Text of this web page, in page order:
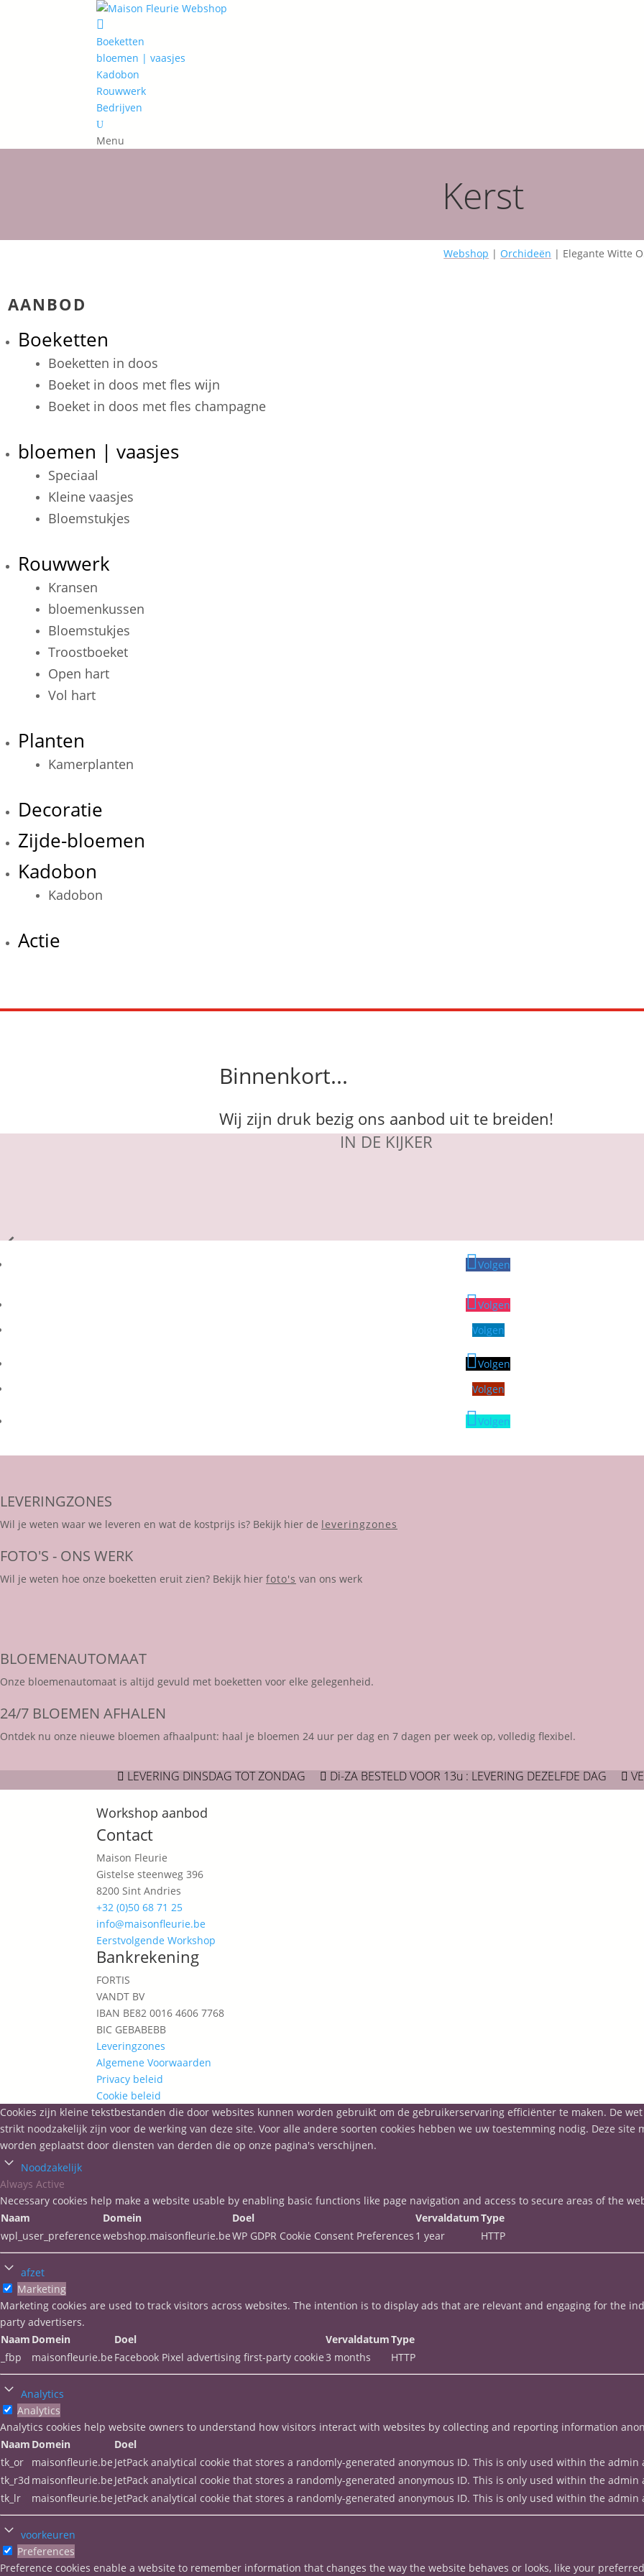

Boeketten
bloemen | vaasjes
Kadobon
Rouwwerk
Bedrijven
U
Menu
Kerst
Webshop | Orchideën | Elegante Witte
AANBOD
Boeketten
Boeketten in doos
Boeket in doos met fles wijn
Boeket in doos met fles champagne
bloemen | vaasjes
Speciaal
Kleine vaasjes
Bloemstukjes
Rouwwerk
Kransen
bloemenkussen
Bloemstukjes
Troostboeket
Open hart
Vol hart
Planten
Kamerplanten
Decoratie
Zijde-bloemen
Kadobon
Kadobon
Actie
Binnenkort...
Wij zijn druk bezig ons aanbod uit te breiden!
IN DE KIJKER
Volgen
Volgen
Volgen
Volgen
Volgen
Volgen
LEVERINGZONES
Wil je weten waar we leveren en wat de kostprijs is? Bekijk hier de leveringzones
FOTO'S - ONS WERK
Wil je weten hoe onze boeketten eruit zien? Bekijk hier foto's van ons werk
BLOEMENAUTOMAAT
Onze bloemenautomaat is altijd gevuld met boeketten voor elke gelegenheid.
24/7 BLOEMEN AFHALEN
Ontdek nu onze nieuwe bloemen afhaalpunt: haal je bloemen 24 uur per dag en 7 dagen per week op, volledig flexibel.
 LEVERING DINSDAG TOT ZONDAG  Di-ZA BESTELD VOOR 13u : LEVERING DEZELFDE DAG 
Workshop aanbod
Contact
Maison Fleurie
Gistelse steenweg 396
8200 Sint Andries
+32 (0)50 68 71 25
info@maisonfleurie.be
Eerstvolgende Workshop
Bankrekening
FORTIS
VANDT BV
IBAN BE82 0016 4606 7768
BIC GEBABEBB
Leveringzones
Algemene Voorwaarden
Privacy beleid
Cookie beleid
Cookies zijn kleine tekstbestanden die door websites kunnen worden gebruikt om de gebruikerservaring efficiënter te maken. De
strikt noodzakelijk zijn voor de werking van deze site. Voor alle andere soorten cookies hebben we uw toestemming nodig. Deze site
worden geplaatst door diensten van derden die op onze pagina's verschijnen.
Noodzakelijk
Always Active
Necessary cookies help make a website usable by enabling basic functions like page navigation and access to secure areas of the
Naam
Domein Doel VervaldatumType
wpl_user_preferencewebshop.maisonfleurie.beWP GDPR Cookie Consent Preferences 1 year HTTP
afzet
Marketing
Marketing cookies are used to track visitors across websites. The intention is to display ads that are relevant and engaging for the
party advertisers.
Naam Domein Doel VervaldatumType
_fbp
maisonfleurie.be Facebook Pixel advertising first-party cookie3 months HTTP
Analytics
Analytics
Analytics cookies help website owners to understand how visitors interact with websites by collecting and reporting information
Naam Domein Doel
tk_or
maisonfleurie.be JetPack analytical cookie that stores a randomly-generated anonymous ID. This is only used within the
tk_r3d maisonfleurie.be JetPack analytical cookie that stores a randomly-generated anonymous ID. This is only used within the
tk_lr
maisonfleurie.be JetPack analytical cookie that stores a randomly-generated anonymous ID. This is only used within the
voorkeuren
Preferences
Preference cookies enable a website to remember information that changes the way the website behaves or looks, like your